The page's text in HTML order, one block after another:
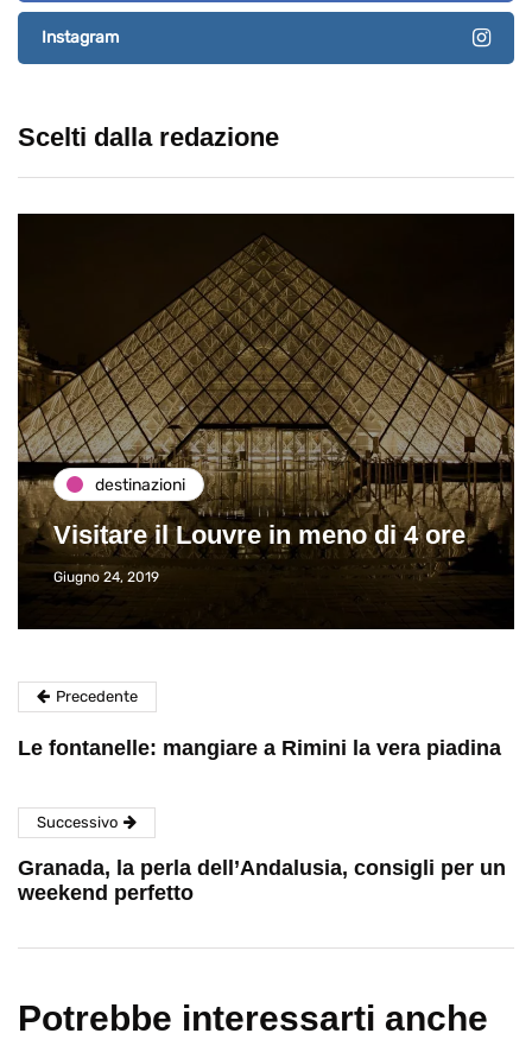
Instagram
Scelti dalla redazione
destinazioni
Visitare il Louvre in meno di 4 ore
Giugno 24, 2019
Precedente
Le fontanelle: mangiare a Rimini la vera piadina
Successivo
Granada, la perla dell’Andalusia, consigli per un
weekend perfetto
Potrebbe interessarti anche